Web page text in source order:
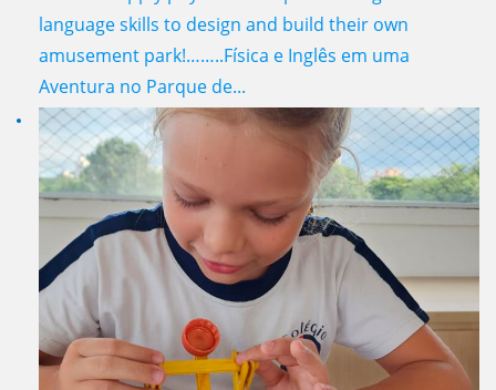
language skills to design and build their own
amusement park!……..Física e Inglês em uma
Aventura no Parque de...